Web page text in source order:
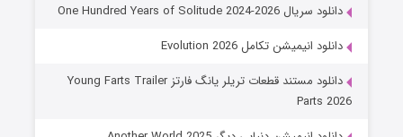
دانلود سریال One Hundred Years of Solitude 2024-2026
دانلود انیمیشن تکامل Evolution 2026
دانلود مستند قطعات تریلر یانگ فارتز Young Farts Trailer
Parts 2026